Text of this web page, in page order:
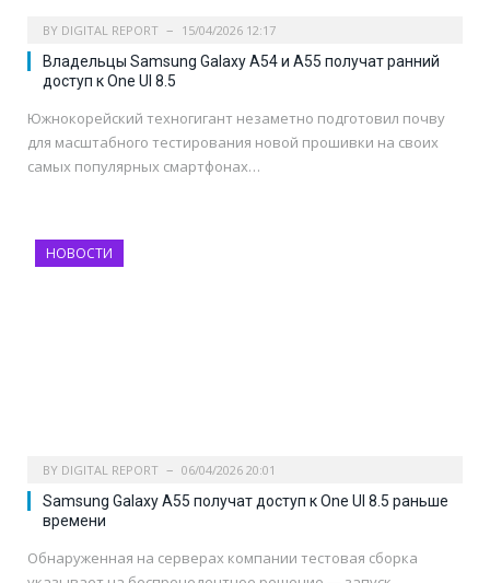
BY DIGITAL REPORT 15/04/2026 12:17
Владельцы Samsung Galaxy A54 и A55 получат ранний
доступ к One UI 8.5
Южнокорейский техногигант незаметно подготовил почву
для масштабного тестирования новой прошивки на своих
самых популярных смартфонах…
НОВОСТИ
BY DIGITAL REPORT 06/04/2026 20:01
Samsung Galaxy A55 получат доступ к One UI 8.5 раньше
времени
Обнаруженная на серверах компании тестовая сборка